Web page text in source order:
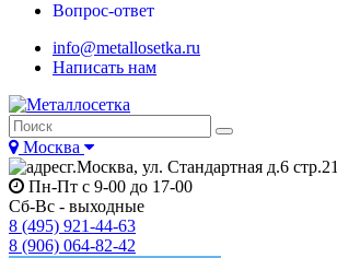
Вопрос-ответ
info@metallosetka.ru
Написать нам
Москва
г.Москва, ул. Стандартная д.6 стр.21
Пн-Пт с 9-00 до 17-00
Сб-Вс - выходные
8 (495) 921-44-63
8 (906) 064-82-42